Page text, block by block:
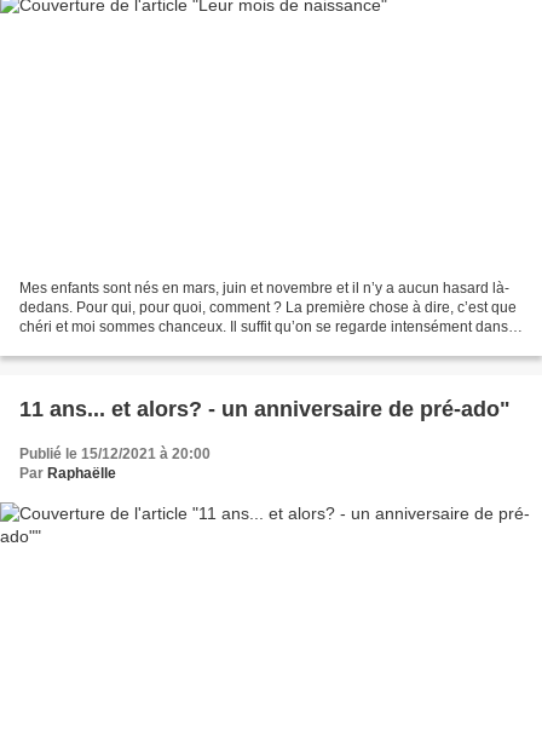
Mes enfants sont nés en mars, juin et novembre et il n’y a aucun hasard là-
dedans. Pour qui, pour quoi, comment ? La première chose à dire, c’est que
chéri et moi sommes chanceux. Il suffit qu’on se regarde intensément dans
11 ans... et alors? - un anniversaire de pré-ado"
Publié le 15/12/2021 à 20:00
Par Raphaëlle